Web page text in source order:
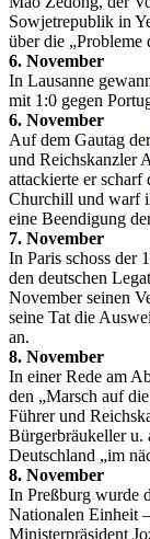
Sowjetrepublik in
über die „Probleme
6. November
In Lausanne
mit 1:0 gegen
6. November
Auf dem Gautag
und Reichskanzler
attackierte er
Churchill und warf
eine Beendigung
7. November
In Paris schoss der
den deutschen
November seinen
seine Tat die
an.
8. November
In einer Rede am
den „Marsch auf
Führer und
Bürgerbräukeller u.
Deutschland „im
8. November
In Preßburg wurde
Nationalen Einheit
Ministerpräsident